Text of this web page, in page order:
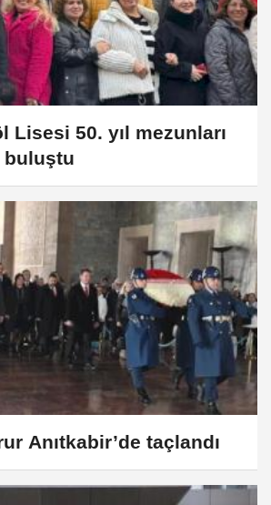
Lisesi 50. yıl mezunları
buluştu
Anıtkabir’de taçlandı